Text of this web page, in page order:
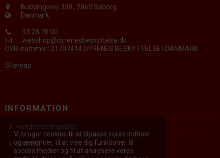
Vi bruger cookies til at tilpasse vores indhold
og annoncer, til at vise dig funktioner til
sociale medier og til at analysere vores
Buddingevej 308 , 2860 Søborg
Danmark
33 28 70 00
webshop@dyrenesbeskyttelse.dk
CVR-nummer: 21707414 DYRENES BESKYTTELSE I DANMARK
Sitemap
INFORMATION
Handelsbetingelser
Kontakt